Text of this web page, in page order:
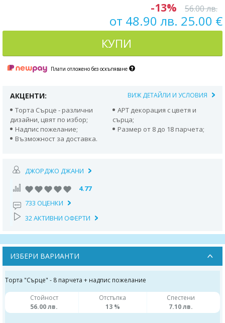
-13% 56.00 лв.
от 48.90 лв. 25.00 €
КУПИ
Плати отложено без оскъпяване
АКЦЕНТИ: ВИЖ ДЕТАЙЛИ И УСЛОВИЯ
Торта Сърце - различни
дизайни, цвят по избор;
АРТ декорация с цветя и
сърца;
Надпис пожелание;
Размер от 8 до 18 парчета;
Възможност за доставка.
ДЖОРДЖО ДЖАНИ
4.77
733 ОЦЕНКИ
32 АКТИВНИ ОФЕРТИ
ИЗБЕРИ ВАРИАНТИ
Торта "Сърце" - 8 парчета + надпис пожелание
Стойност
56.00 лв.
Отстъпка
13 %
Спестени
7.10 лв.